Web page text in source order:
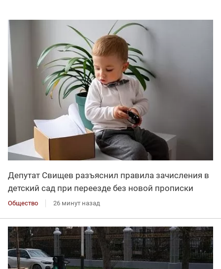
Депутат Свищев разъяснил правила зачисления в
детский сад при переезде без новой прописки
Общество 26 минут назад